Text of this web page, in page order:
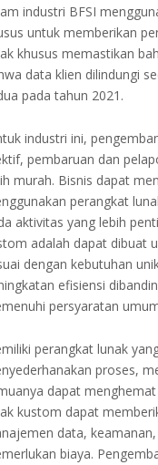
industri BFSI
untuk memberikan
khusus memastikan
data klien dilindungi
pada tahun 2021.
industri ini,
pembaruan dan
murah. Bisnis dapat
perangkat
aktivitas yang lebih
adalah dapat dibuat
dengan kebutuhan
efisiensi
persyaratan
perangkat lunak
proses,
dapat
kustom dapat
data,
biaya.